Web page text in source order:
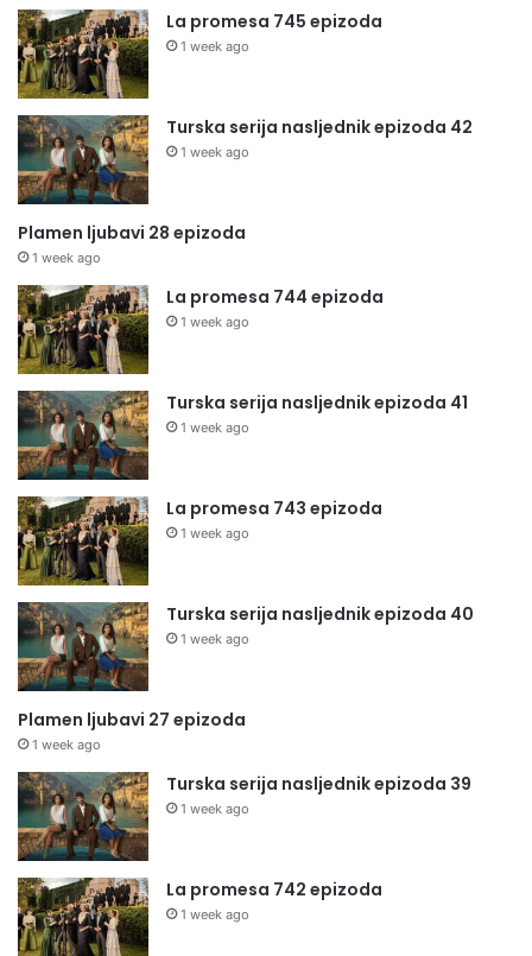
La promesa 745 epizoda
1 week ago
Turska serija nasljednik epizoda 42
1 week ago
Plamen ljubavi 28 epizoda
1 week ago
La promesa 744 epizoda
1 week ago
Turska serija nasljednik epizoda 41
1 week ago
La promesa 743 epizoda
1 week ago
Turska serija nasljednik epizoda 40
1 week ago
Plamen ljubavi 27 epizoda
1 week ago
Turska serija nasljednik epizoda 39
1 week ago
La promesa 742 epizoda
1 week ago